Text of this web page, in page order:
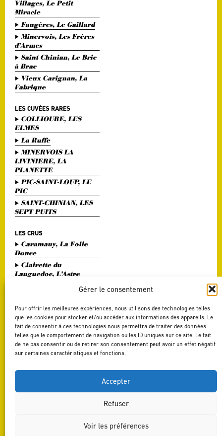
Gérer le consentement
Pour offrir les meilleures expériences, nous utilisons des technologies telles
que les cookies pour stocker et/ou accéder aux informations des appareils. Le
fait de consentir à ces technologies nous permettra de traiter des données
telles que le comportement de navigation ou les ID uniques sur ce site. Le fait
de ne pas consentir ou de retirer son consentement peut avoir un effet négatif
sur certaines caractéristiques et fonctions.
Accepter
Refuser
Voir les préférences
Villages, Le Petit
Miracle
Faugères, Le Gaillard
Minervois, Les Frères
d’Armes
Saint Chinian, Le Bric
à Brac
Vieux Carignan, La
Fabrique
LES CUVÉES RARES
COLLIOURE, LES
ELMES
La Ruffe
MINERVOIS LA
LIVINIERE, LA
PLANETTE
PIC-SAINT-LOUP, LE
PIC
SAINT-CHINIAN, LES
SEPT PUITS
LES CRUS
Caramany, La Folie
Douce
Clairette du
Languedoc, L’Astre
Haute Vallée de l'Orb,
Pézenas, Entre Amis
Saint Chinian, Le
Saint Festin Blanc
Terrasses du Larzac,
L'Art du Vers
Terrasses du Larzac,